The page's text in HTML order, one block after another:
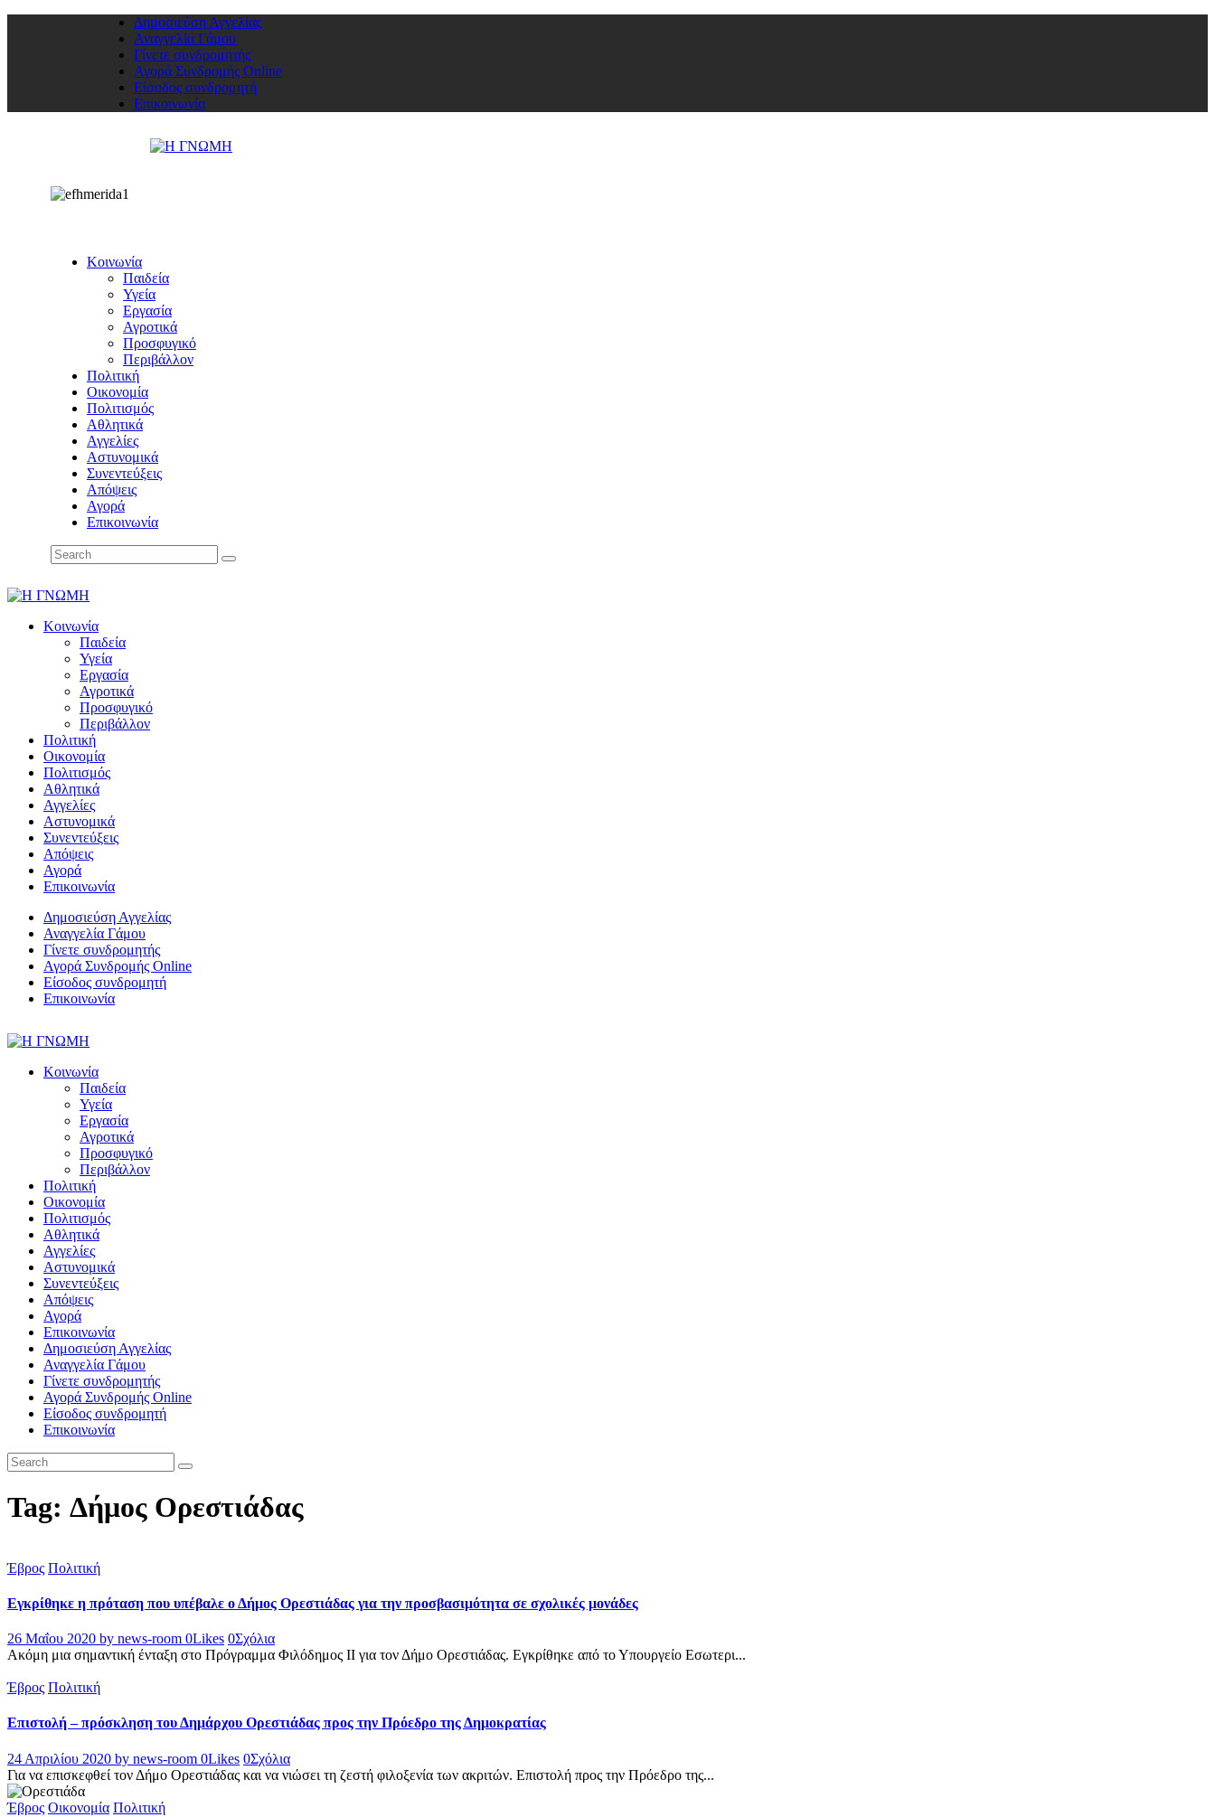
Δημοσιεύση Αγγελίας
Αναγγελία Γάμου
Γίνετε συνδρομητής
Αγορά Συνδρομής Online
Είσοδος συνδρομητή
Επικοινωνία
Κοινωνία
Παιδεία
Υγεία
Εργασία
Αγροτικά
Προσφυγικό
Περιβάλλον
Πολιτική
Οικονομία
Πολιτισμός
Αθλητικά
Αγγελίες
Αστυνομικά
Συνεντεύξεις
Απόψεις
Αγορά
Επικοινωνία
Κοινωνία
Παιδεία
Υγεία
Εργασία
Αγροτικά
Προσφυγικό
Περιβάλλον
Πολιτική
Οικονομία
Πολιτισμός
Αθλητικά
Αγγελίες
Αστυνομικά
Συνεντεύξεις
Απόψεις
Αγορά
Επικοινωνία
Δημοσιεύση Αγγελίας
Αναγγελία Γάμου
Γίνετε συνδρομητής
Αγορά Συνδρομής Online
Είσοδος συνδρομητή
Επικοινωνία
Κοινωνία
Παιδεία
Υγεία
Εργασία
Αγροτικά
Προσφυγικό
Περιβάλλον
Πολιτική
Οικονομία
Πολιτισμός
Αθλητικά
Αγγελίες
Αστυνομικά
Συνεντεύξεις
Απόψεις
Αγορά
Επικοινωνία
Δημοσιεύση Αγγελίας
Αναγγελία Γάμου
Γίνετε συνδρομητής
Αγορά Συνδρομής Online
Είσοδος συνδρομητή
Επικοινωνία
Tag: Δήμος Ορεστιάδας
Έβρος Πολιτική
Εγκρίθηκε η πρόταση που υπέβαλε ο Δήμος Ορεστιάδας για την προσβασιμότητα σε σχολικές μονάδες
26 Μαΐου 2020 by news-room 0Likes 0Σχόλια
Ακόμη μια σημαντική ένταξη στο Πρόγραμμα Φιλόδημος II για τον Δήμο Ορεστιάδας. Εγκρίθηκε από το Υπουργείο Εσωτερι...
Έβρος Πολιτική
Επιστολή – πρόσκληση του Δημάρχου Ορεστιάδας προς την Πρόεδρο της Δημοκρατίας
24 Απριλίου 2020 by news-room 0Likes 0Σχόλια
Για να επισκεφθεί τον Δήμο Ορεστιάδας και να νιώσει τη ζεστή φιλοξενία των ακριτών. Επιστολή προς την Πρόεδρο της...
Έβρος Οικονομία Πολιτική